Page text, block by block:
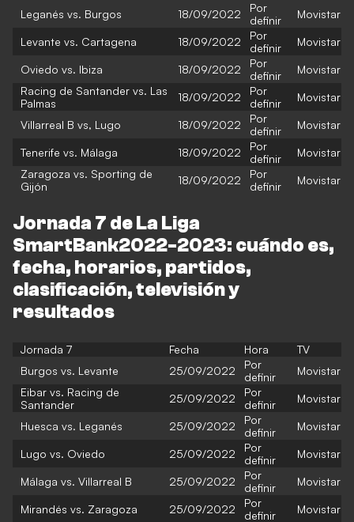
Leganés vs. Burgos 18/09/2022
Por
definir
Movistar
Levante vs. Cartagena 18/09/2022
Por
definir
Movistar
Oviedo vs. Ibiza 18/09/2022
Por
definir
Movistar
Racing de Santander vs. Las
Palmas
18/09/2022
Por
definir
Movistar
Villarreal B vs, Lugo 18/09/2022
Por
definir
Movistar
Tenerife vs. Málaga 18/09/2022
Por
definir
Movistar
Zaragoza vs. Sporting de
Gijón
18/09/2022
Por
definir
Movistar
Jornada 7 de La Liga
SmartBank2022-2023: cuándo es,
fecha, horarios, partidos,
clasificación, televisión y
resultados
Jornada 7 Fecha Hora
TV
Burgos vs. Levante
25/09/2022
Por
definir
Movistar
Eibar vs. Racing de
Santander
25/09/2022
Por
definir
Movistar
Huesca vs. Leganés 25/09/2022
Por
definir
Movistar
Lugo vs. Oviedo 25/09/2022
Por
definir
Movistar
Málaga vs. Villarreal B 25/09/2022
Por
definir
Movistar
Mirandés vs. Zaragoza 25/09/2022
Por
definir
Movistar